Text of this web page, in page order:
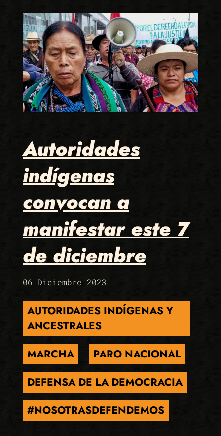
Autoridades
indígenas
convocan a
manifestar este 7
de diciembre
06 Diciembre 2023
AUTORIDADES INDÍGENAS Y
ANCESTRALES
MARCHA
PARO NACIONAL
DEFENSA DE LA DEMOCRACIA
#NOSOTRASDEFENDEMOS